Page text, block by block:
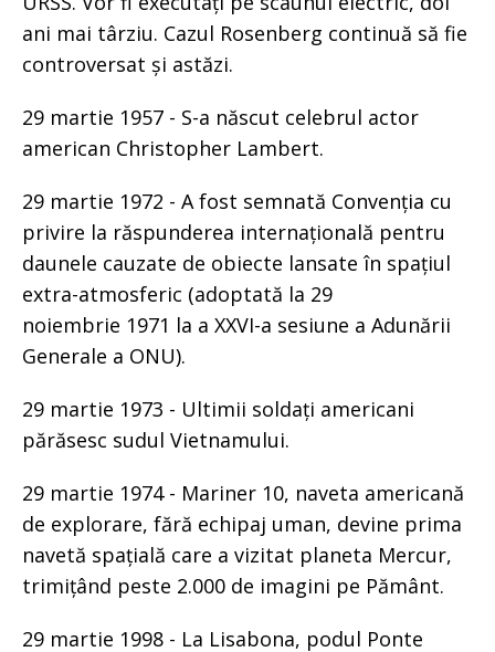
ani mai târziu. Cazul Rosenberg continuă să fie
controversat și astăzi.
29 martie 1957 - S-a născut celebrul actor
american Christopher Lambert.
29 martie 1972 - A fost semnată Convenția cu
privire la răspunderea internațională pentru
daunele cauzate de obiecte lansate în spațiul
extra-atmosferic (adoptată la 29
noiembrie 1971 la a XXVI-a sesiune a Adunării
Generale a ONU).
29 martie 1973 - Ultimii soldați americani
părăsesc sudul Vietnamului.
29 martie 1974 - Mariner 10, naveta americană
de explorare, fără echipaj uman, devine prima
navetă spațială care a vizitat planeta Mercur,
trimițând peste 2.000 de imagini pe Pământ.
29 martie 1998 - La Lisabona, podul Ponte